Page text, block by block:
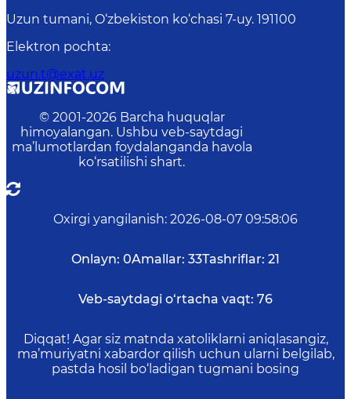
Uzun tumani, O‘zbekiston ko‘chasi 7-uy. 191100
Elektron pochta:
uzun.t@exat.uz
© 2001-2026 Barcha huquqlar
himoyalangan. Ushbu veb-saytdagi
ma’lumotlardan foydalanganda havola
ko‘rsatilishi shart.
Oxirgi yangilanish: 2026-08-07 09:58:06
Onlayn: 0Amallar: 33Tashriflar: 21
Veb-saytdagi o‘rtacha vaqt: 76
Diqqat! Agar siz matnda xatoliklarni aniqlasangiz,
ma’muriyatni xabardor qilish uchun ularni belgilab,
pastda hosil bo‘ladigan tugmani bosing